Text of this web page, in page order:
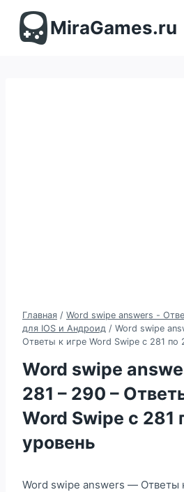
содержимомуMiraGames.ru
Главная / Word swipe answers -
для IOS и Андроид / Word swipe
Ответы к игре Word Swipe с 281 по
Word swipe
281 – 290 –
Word Swipe с 281
уровень
Word swipe answers — Ответы